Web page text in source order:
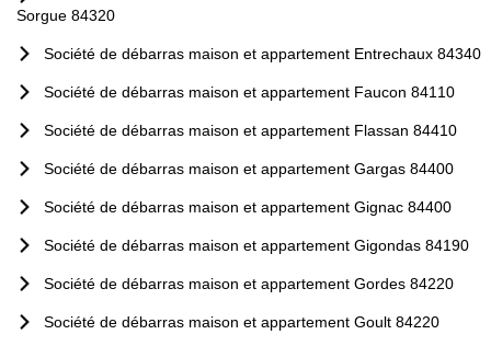
Sorgue 84320
Société de débarras maison et appartement Entrechaux 84340
Société de débarras maison et appartement Faucon 84110
Société de débarras maison et appartement Flassan 84410
Société de débarras maison et appartement Gargas 84400
Société de débarras maison et appartement Gignac 84400
Société de débarras maison et appartement Gigondas 84190
Société de débarras maison et appartement Gordes 84220
Société de débarras maison et appartement Goult 84220